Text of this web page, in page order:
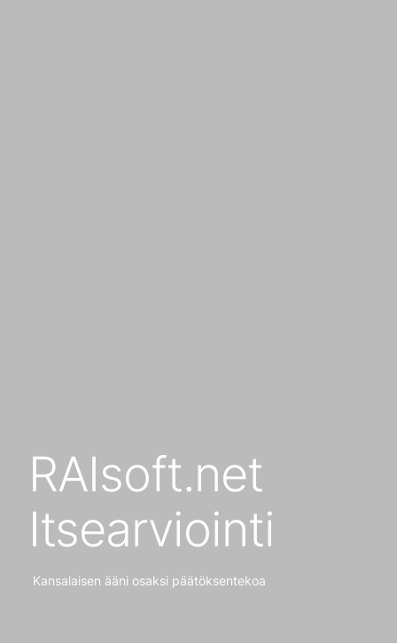
RAIsoft.net
Itsearviointi
Kansalaisen ääni osaksi päätöksentekoa